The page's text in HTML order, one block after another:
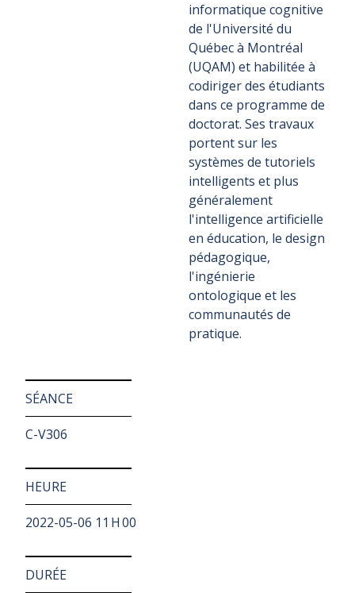
informatique cognitive
de l'Université du
Québec à Montréal
(UQAM) et habilitée à
codiriger des étudiants
dans ce programme de
doctorat. Ses travaux
portent sur les
systèmes de tutoriels
intelligents et plus
généralement
l'intelligence artificielle
en éducation, le design
pédagogique,
l'ingénierie
ontologique et les
communautés de
pratique.
SÉANCE
C-V306
HEURE
2022-05-06 11 H 00
DURÉE